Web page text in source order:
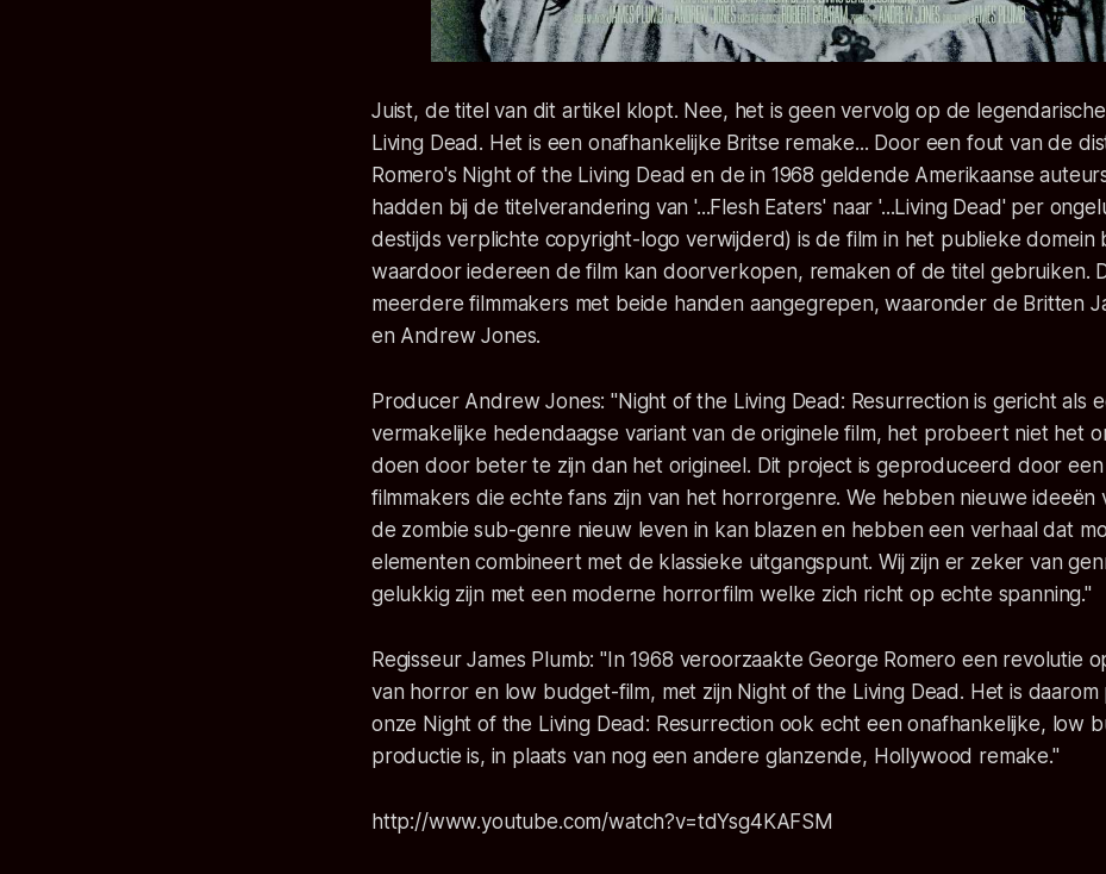
Juist, de titel van dit artikel klopt. Nee, het is geen vervolg op de
Living Dead. Het is een onafhankelijke Britse remake... Door een fout van de
Romero's Night of the Living Dead en de in 1968 geldende Amerikaanse
hadden bij de titelverandering van '...Flesh Eaters' naar '...Living Dead' per
destijds verplichte copyright-logo verwijderd) is de film in het publieke domein
waardoor iedereen de film kan doorverkopen, remaken of de titel gebruiken.
meerdere filmmakers met beide handen aangegrepen, waaronder de Britten
en Andrew Jones.
Producer Andrew Jones:"Night of the Living Dead: Resurrection is gericht als
vermakelijke hedendaagse variant van de originele film, het probeert niet het
doen door beter te zijn dan het origineel. Dit project is geproduceerd door
filmmakers die echte fans zijn van het horrorgenre. We hebben nieuwe ideeën
de zombie sub-genre nieuw leven in kan blazen en hebben een verhaal dat
elementen combineert met de klassieke uitgangspunt. Wij zijn er zeker van
gelukkig zijn met een moderne horrorfilm welke zich richt op echte spanning."
Regisseur James Plumb:"In 1968 veroorzaakte George Romero een revolutie
van horror en low budget-film, met zijn Night of the Living Dead. Het is daarom
onze Night of the Living Dead: Resurrection ook echt een onafhankelijke, low
productie is, in plaats van nog een andere glanzende, Hollywood remake."
http://www.youtube.com/watch?v=tdYsg4KAFSM